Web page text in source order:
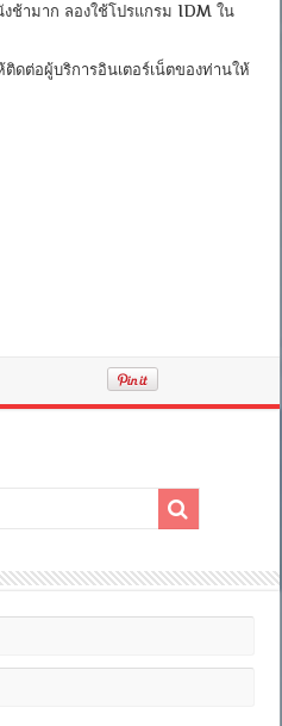
ช้ามาก ลองใช้โปรแกรม IDM ใน
ติดต่อผู้บริการอินเตอร์เน็ตของท่านให้